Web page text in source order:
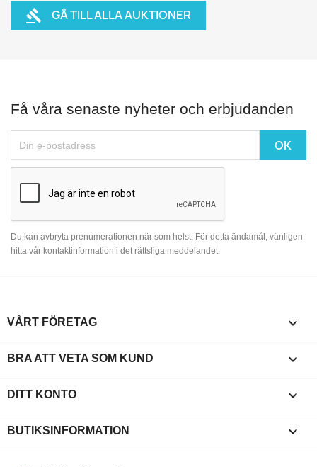
gavel GÅ TILL ALLA AUKTIONER
Få våra senaste nyheter och erbjudanden
Du kan avbryta prenumerationen när som helst. För detta ändamål, vänligen
hitta vår kontaktinformation i det rättsliga meddelandet.
VÅRT FÖRETAG 
BRA ATT VETA SOM KUND 
DITT KONTO 
BUTIKSINFORMATION keyboard_arrow_down